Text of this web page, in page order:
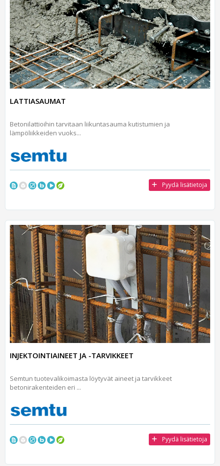
LATTIASAUMAT
Betonilattioihin tarvitaan liikuntasauma kutistumien ja
lämpöliikkeiden vuoks...
Pyydä lisätietoja
INJEKTOINTIAINEET JA -TARVIKKEET
Semtun tuotevalikoimasta löytyvät aineet ja tarvikkeet
betonirakenteiden eri ...
Pyydä lisätietoja